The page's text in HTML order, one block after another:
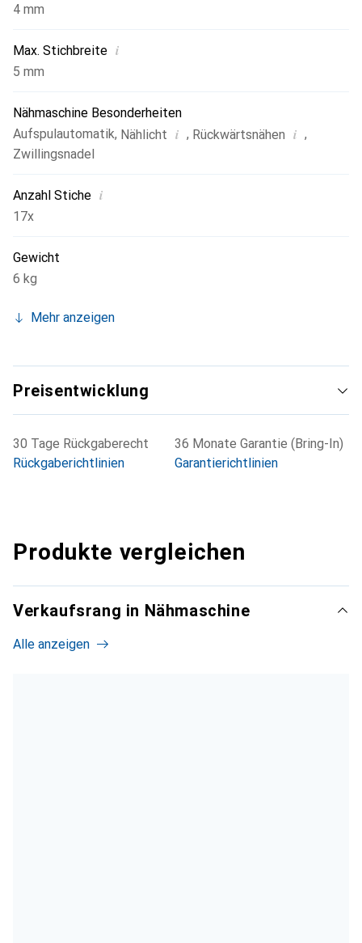
4 mm
Max. Stichbreite i
5 mm
Nähmaschine Besonderheiten
Aufspulautomatik, Nählicht i , Rückwärtsnähen i ,
Zwillingsnadel
Anzahl Stiche i
17x
Gewicht
6 kg
Mehr anzeigen
Preisentwicklung
30 Tage Rückgaberecht
Rückgaberichtlinien
36 Monate Garantie (Bring-In)
Garantierichtlinien
Produkte vergleichen
Verkaufsrang in Nähmaschine
Alle anzeigen